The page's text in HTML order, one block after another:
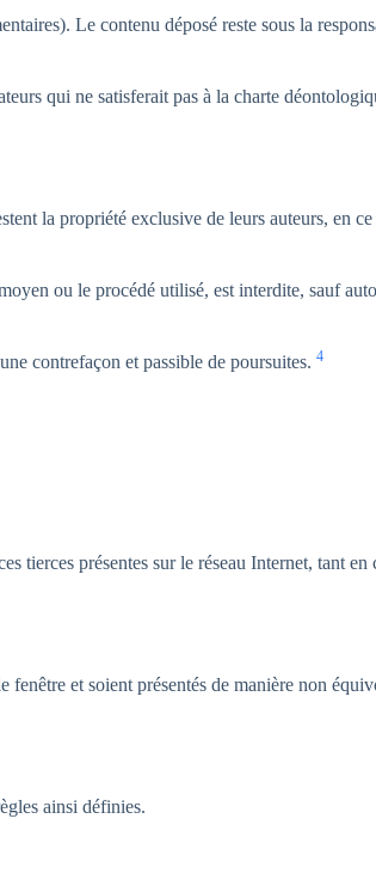
Le contenu déposé reste sous la
qui ne satisferait pas à la charte
la propriété exclusive de leurs auteurs, en
ou le procédé utilisé, est interdite, sauf
contrefaçon et passible de poursuites. 4
tierces présentes sur le réseau Internet, tant
et soient présentés de manière non
ainsi définies.